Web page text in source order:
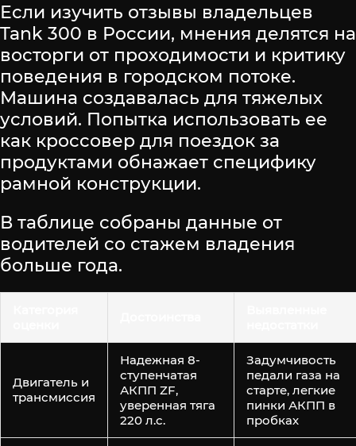
Если изучить отзывы владельцев
Tank 300 в России, мнения делятся на
восторги от проходимости и критику
поведения в городском потоке.
Машина создавалась для тяжелых
условий. Попытка использовать ее
как кроссовер для поездок за
продуктами обнажает специфику
рамной конструкции.
В таблице собраны данные от
водителей со стажем владения
больше года.
Двигатель и
трансмиссия
Надежная 8-
ступенчатая
АКПП ZF,
уверенная тяга
220 л.с.
Задумчивость
педали газа на
старте, легкие
пинки АКПП в
пробках